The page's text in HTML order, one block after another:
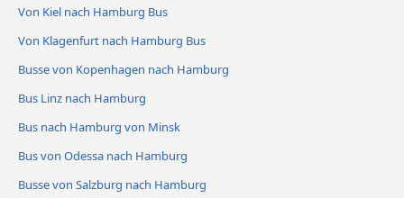
Von Kiel nach Hamburg Bus
Von Klagenfurt nach Hamburg Bus
Busse von Kopenhagen nach Hamburg
Bus Linz nach Hamburg
Bus nach Hamburg von Minsk
Bus von Odessa nach Hamburg
Busse von Salzburg nach Hamburg